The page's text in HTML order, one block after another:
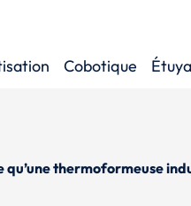
Cobotique
qu’une thermoformeuse